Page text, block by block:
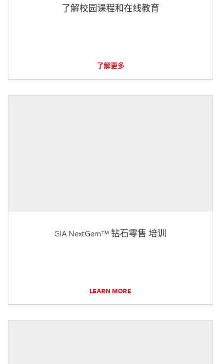
了解校园课程和在线教育
了解更多
GIA NextGem™ 钻石零售 培训
LEARN MORE